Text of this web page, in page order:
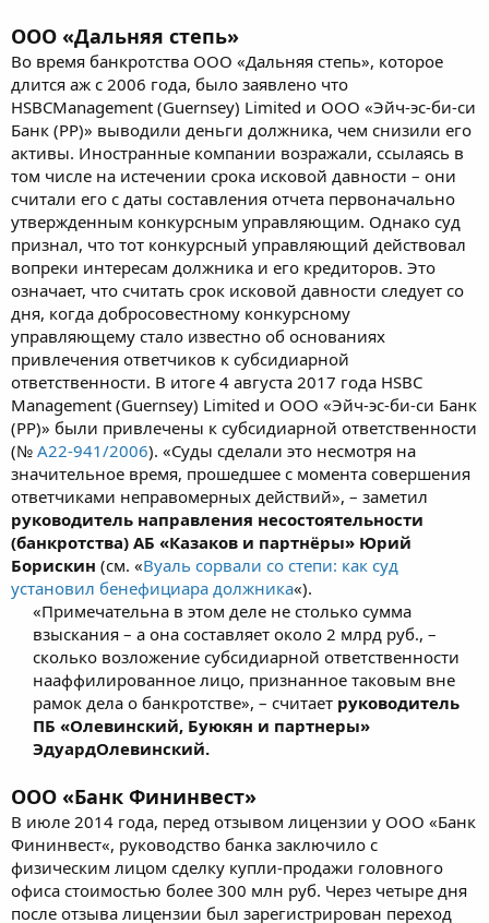
ООО «Дальняя степь»
Во время банкротства ООО «Дальняя степь», которое
длится аж с 2006 года, было заявлено что
HSBCManagement (Guernsey) Limited и ООО «Эйч-эс-би-си
Банк (РР)» выводили деньги должника, чем снизили его
активы. Иностранные компании возражали, ссылаясь в
том числе на истечении срока исковой давности – они
считали его с даты составления отчета первоначально
утвержденным конкурсным управляющим. Однако суд
признал, что тот конкурсный управляющий действовал
вопреки интересам должника и его кредиторов. Это
означает, что считать срок исковой давности следует со
дня, когда добросовестному конкурсному
управляющему стало известно об основаниях
привлечения ответчиков к субсидиарной
ответственности. В итоге 4 августа 2017 года HSBC
Management (Guernsey) Limited и ООО «Эйч-эс-би-си Банк
(РР)» были привлечены к субсидиарной ответственности
(№ А22-941/2006). «Суды сделали это несмотря на
значительное время, прошедшее с момента совершения
ответчиками неправомерных действий», – заметил
руководитель направления несостоятельности
(банкротства) АБ «Казаков и партнёры» Юрий
Борискин (см. «Вуаль сорвали со степи: как суд
установил бенефициара должника«).
«Примечательна в этом деле не столько сумма
взыскания – а она составляет около 2 млрд руб., –
сколько возложение субсидиарной ответственности
нааффилированное лицо, признанное таковым вне
рамок дела о банкротстве», – считает руководитель
ПБ «Олевинский, Буюкян и партнеры»
ЭдуардОлевинский.
ООО «Банк Фининвест»
В июле 2014 года, перед отзывом лицензии у ООО «Банк
Фининвест«, руководство банка заключило с
физическим лицом сделку купли-продажи головного
офиса стоимостью более 300 млн руб. Через четыре дня
после отзыва лицензии был зарегистрирован переход